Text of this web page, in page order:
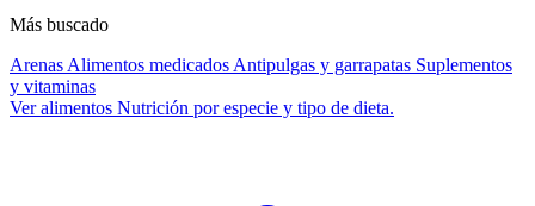
Más buscado
Arenas Alimentos medicados Antipulgas y garrapatas Suplementos
y vitaminas
Ver alimentos Nutrición por especie y tipo de dieta.